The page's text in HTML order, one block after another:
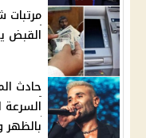
القبض يوم 24 دون أي
حادث
بالظهر